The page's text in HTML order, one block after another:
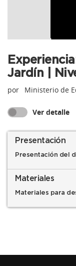
Jardín |
por Ministerio de
Ver detalle
Presentación
Presentación del
Materiales
Materiales para